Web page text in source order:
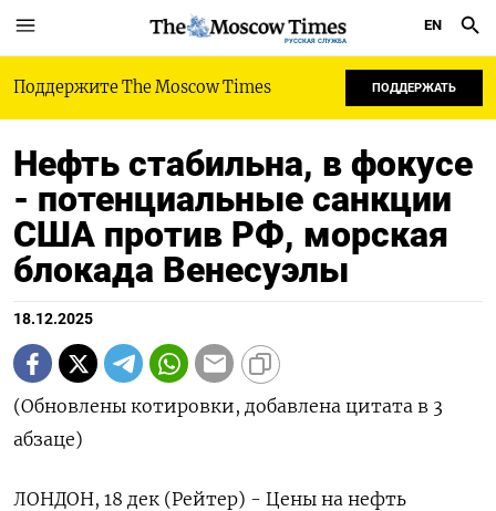
РУССКАЯ СЛУЖБА
EN
Поддержите The Moscow Times ПОДДЕРЖАТЬ
Нефть стабильна, в фокусе
- потенциальные санкции
США против РФ, морская
блокада Венесуэлы
18.12.2025
(Обновлены котировки, добавлена цитата в 3
абзаце)
ЛОНДОН, 18 дек (Рейтер) - Цены на нефть